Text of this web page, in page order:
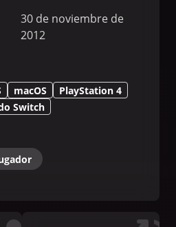
30 de noviembre de
2012
macOS
PlayStation 4
Switch